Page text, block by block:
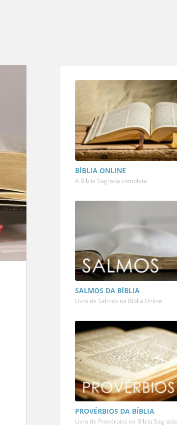
BÍBLIA ONLINE
A Bíblia Sagrada completa
SALMOS DA BÍBLIA
Livro de Salmos na Bíblia Online
PROVÉRBIOS DA BÍBLIA
Livro de Provérbios na Bíblia Sagrada